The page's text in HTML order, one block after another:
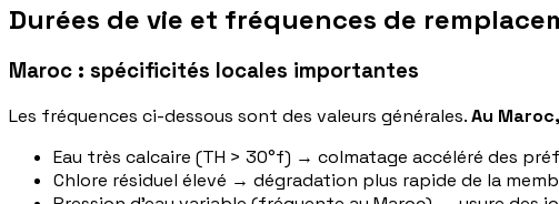
Durées de vie et fréquences de
Maroc : spécificités locales importantes
Les fréquences ci-dessous sont des valeurs générales.Au
Eau très calcaire (TH > 30°f) → colmatage accéléré des
Chlore résiduel élevé → dégradation plus rapide de la